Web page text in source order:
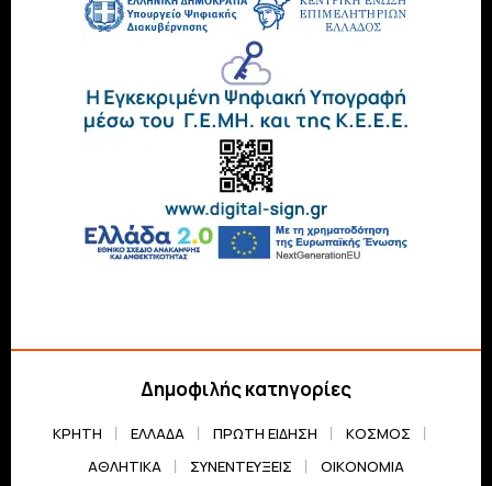
Δημοφιλής κατηγορίες
ΚΡΗΤΗ ΕΛΛΆΔΑ ΠΡΏΤΗ ΕΊΔΗΣΗ
ΚΌΣΜΟΣ
ΑΘΛΗΤΙΚΆ
ΣΥΝΕΝΤΕΎΞΕΙΣ ΟΙΚΟΝΟΜΊΑ